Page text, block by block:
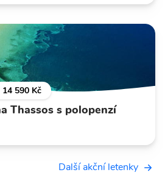
14 590 Kč
Thassos s polopenzí
Další akční letenky